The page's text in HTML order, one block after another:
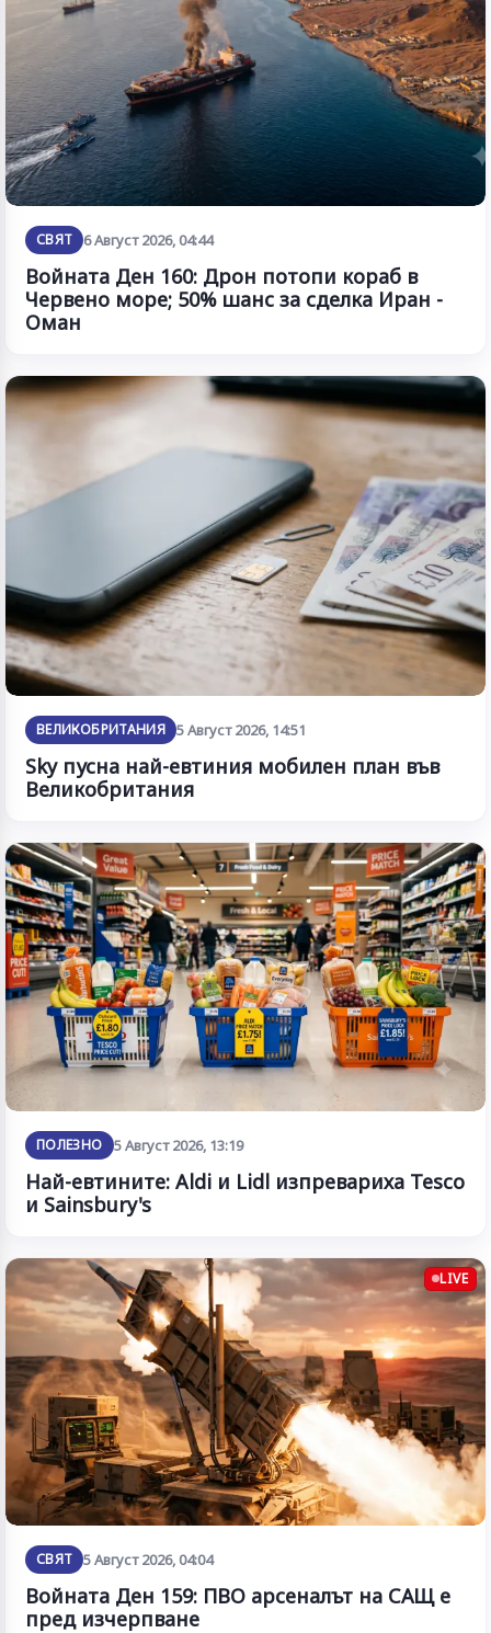
СВЯТ 6 Август 2026, 04:44
Войната Ден 160: Дрон потопи кораб в
Червено море; 50% шанс за сделка Иран -
Оман
ВЕЛИКОБРИТАНИЯ 5 Август 2026, 14:51
Sky пусна най-евтиния мобилен план във
Великобритания
ПОЛЕЗНО 5 Август 2026, 13:19
Най-евтините: Aldi и Lidl изпревариха Tesco
и Sainsbury's
LIVE
СВЯТ 5 Август 2026, 04:04
Войната Ден 159: ПВО арсеналът на САЩ е
пред изчерпване